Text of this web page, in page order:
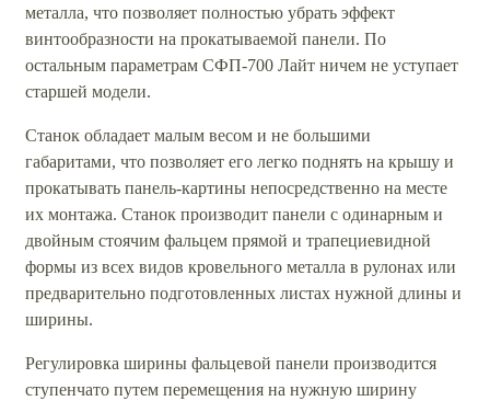
металла, что позволяет полностью убрать эффект
винтообразности на прокатываемой панели. По
остальным параметрам СФП-700 Лайт ничем не уступает
старшей модели.
Станок обладает малым весом и не большими
габаритами, что позволяет его легко поднять на крышу и
прокатывать панель-картины непосредственно на месте
их монтажа. Станок производит панели с одинарным и
двойным стоячим фальцем прямой и трапециевидной
формы из всех видов кровельного металла в рулонах или
предварительно подготовленных листах нужной длины и
ширины.
Регулировка ширины фальцевой панели производится
ступенчато путем перемещения на нужную ширину